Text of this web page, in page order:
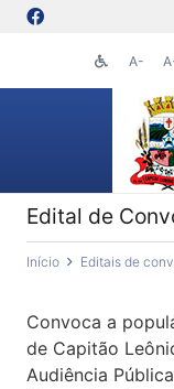
A-
Edital de
Início Editais de
Convoca a
de Capitão
Audiência